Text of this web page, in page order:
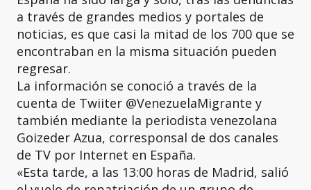
a través de grandes medios y portales de
noticias, es que casi la mitad de los 700 que se
encontraban en la misma situación pueden
regresar.
La información se conoció a través de la
cuenta de Twiiter @VenezuelaMigrante y
también mediante la periodista venezolana
Goizeder Azua, corresponsal de dos canales
de TV por Internet en España.
«Esta tarde, a las 13:00 horas de Madrid, salió